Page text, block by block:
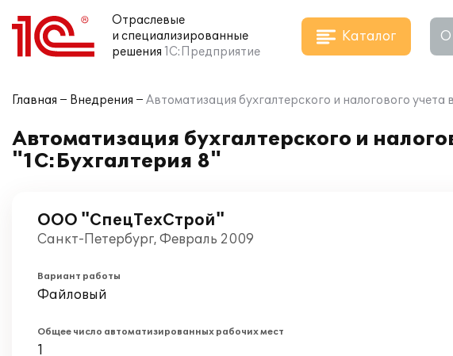
Отраслевые
и специализированные
решения 1С:Предприятие
Каталог О
Главная Внедрения Автоматизация бухгалтерского и налогового
Автоматизация бухгалтерского и
"1С:Бухгалтерия 8"
ООО "СпецТехСтрой"
Санкт-Петербург, Февраль 2009
Вариант работы
Файловый
Общее число автоматизированных рабочих мест
1